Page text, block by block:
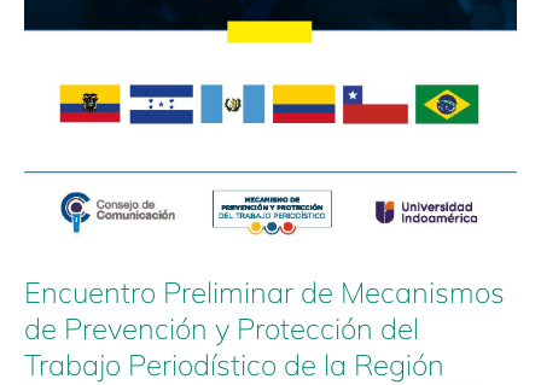
Encuentro Preliminar de Mecanismos
de Prevención y Protección del
Trabajo Periodístico de la Región